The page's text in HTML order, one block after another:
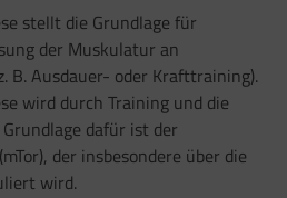
stellt die Grundlage für
der Muskulatur an
B. Ausdauer- oder Krafttraining).
wird durch Training und die
dafür ist der
der insbesondere über die
wird.